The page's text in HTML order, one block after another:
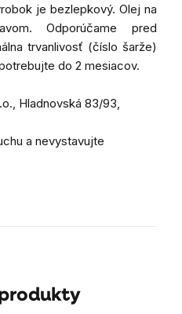
je bezlepkový. Olej na
Odporúčame pred
trvanlivosť (číslo šarže)
do 2 mesiacov.
Hladnovská 83/93,
a nevystavujte